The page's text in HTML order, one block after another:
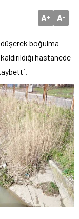
A+ A-
boğulma
hastanede